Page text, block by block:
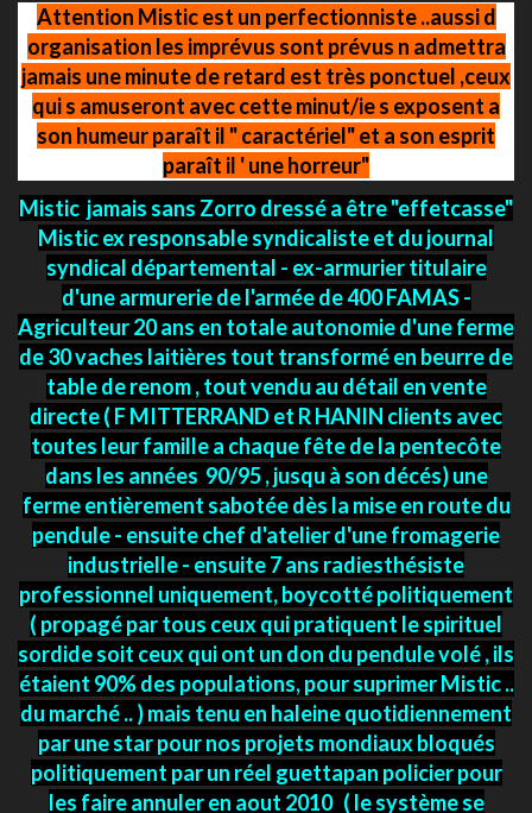
Attention Mistic est un perfectionniste ..aussi d
organisation les imprévus sont prévus n admettra
jamais une minute de retard est très ponctuel ,ceux
qui s amuseront avec cette minut/ie s exposent a
son humeur paraît il " caractériel" et a son esprit
paraît il ' une horreur"
Mistic jamais sans Zorro dressé a être "effetcasse"
Mistic ex responsable syndicaliste et du journal
syndical départemental - ex-armurier titulaire
d'une armurerie de l'armée de 400 FAMAS -
Agriculteur 20 ans en totale autonomie d'une ferme
de 30 vaches laitières tout transformé en beurre de
table de renom , tout vendu au détail en vente
directe ( F MITTERRAND et R HANIN clients avec
toutes leur famille a chaque fête de la pentecôte
dans les années 90/95 , jusqu à son décés) une
ferme entièrement sabotée dès la mise en route du
pendule - ensuite chef d'atelier d'une fromagerie
industrielle - ensuite 7 ans radiesthésiste
professionnel uniquement, boycotté politiquement
( propagé par tous ceux qui pratiquent le spirituel
sordide soit ceux qui ont un don du pendule volé , ils
étaient 90% des populations, pour suprimer Mistic ..
du marché .. ) mais tenu en haleine quotidiennement
par une star pour nos projets mondiaux bloqués
politiquement par un réel guettapan policier pour
les faire annuler en aout 2010 ( le système se